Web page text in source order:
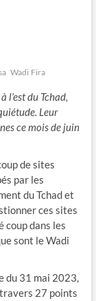
Wadi Fira
l’est du Tchad,
Leur
ce mois de juin
de sites
par les
du Tchad et
ces sites
coup dans les
sont le Wadi
du 31 mai 2023,
27 points